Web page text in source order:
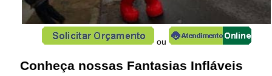
ou
Conheça nossas Fantasias Infláveis